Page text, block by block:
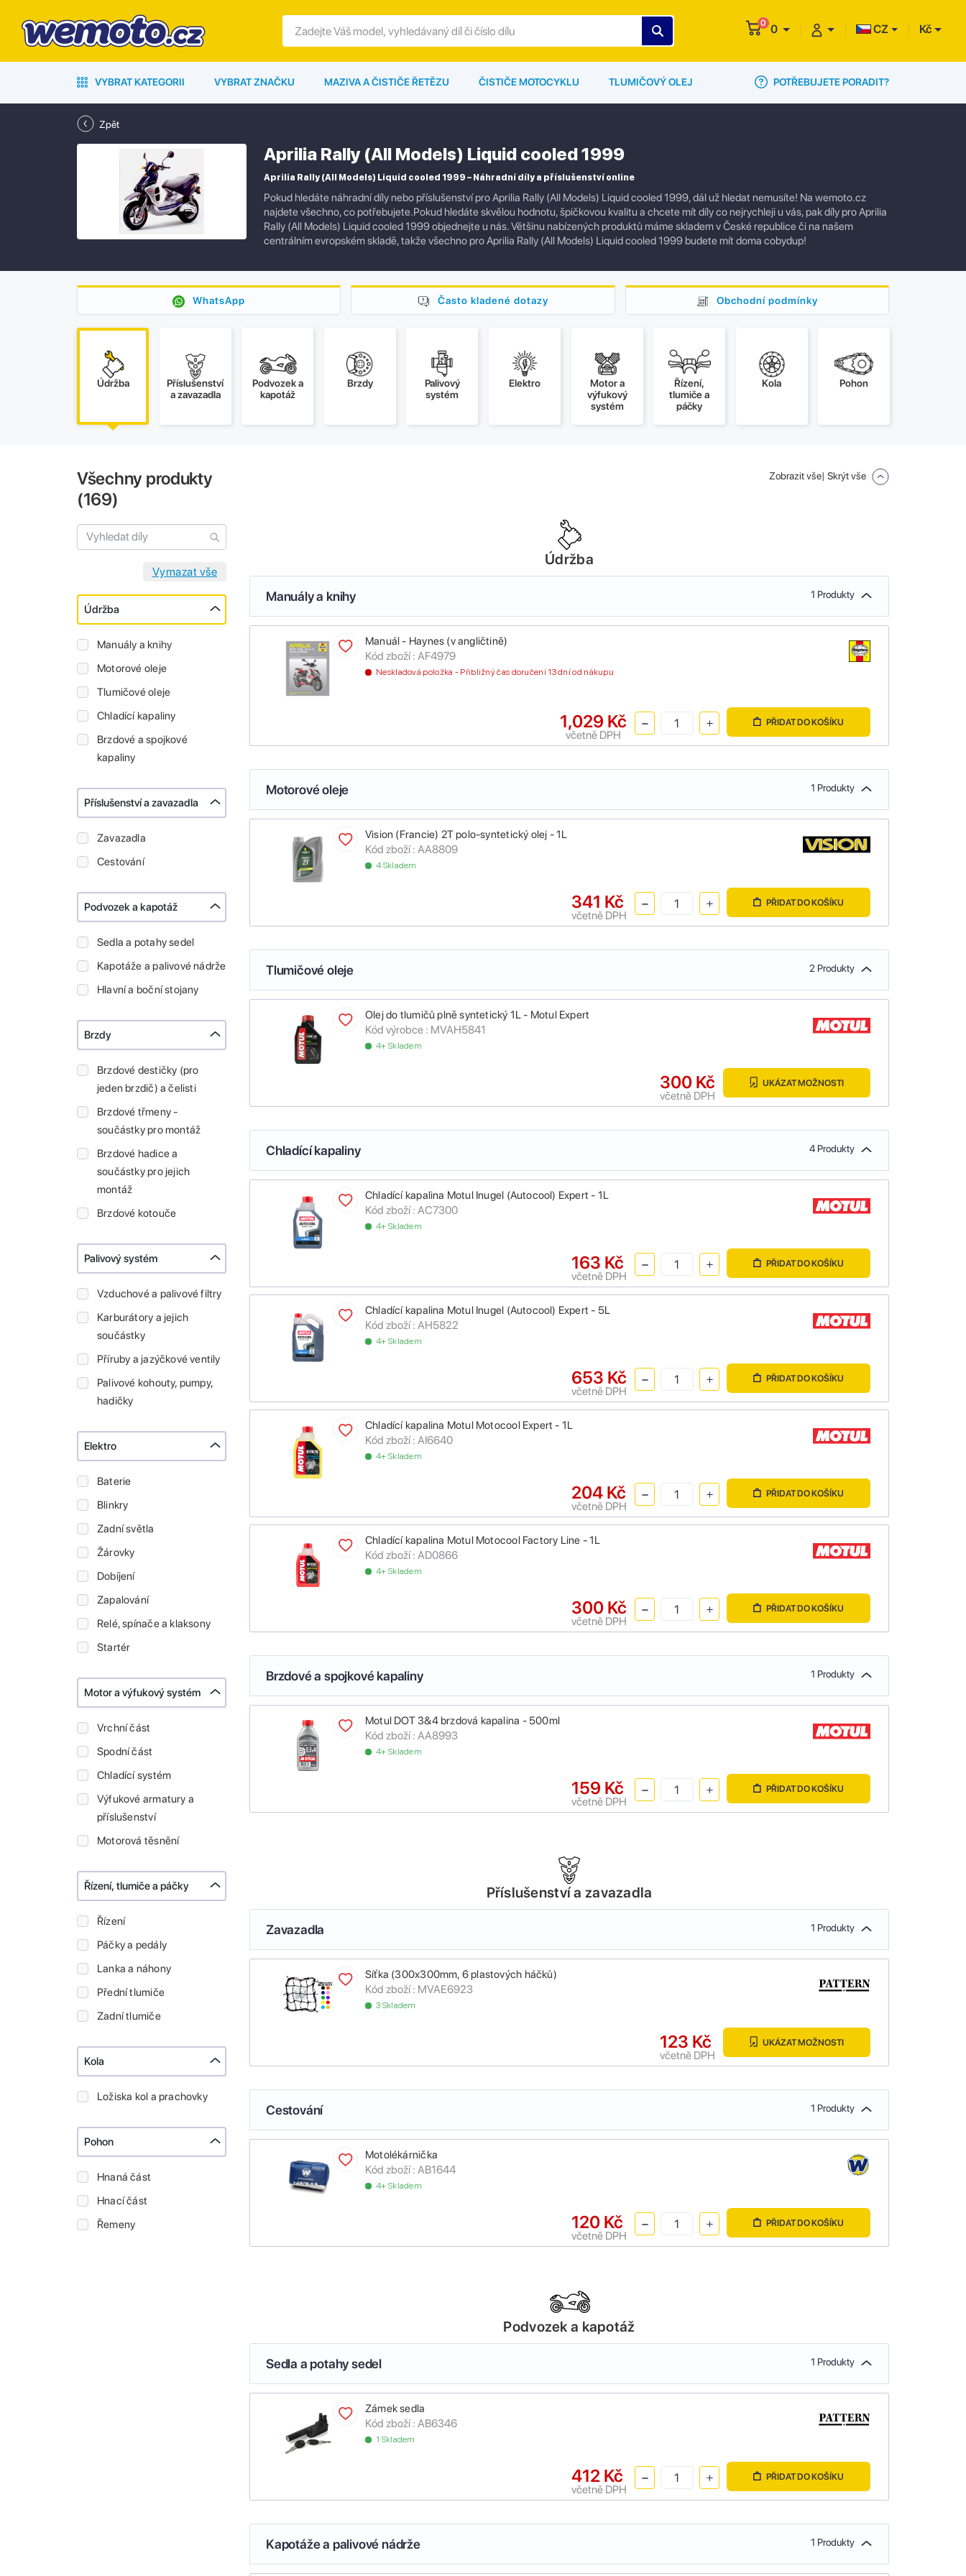
0 0 CZ Kč
VYBRAT KATEGORII VYBRAT ZNAČKU MAZIVA A ČISTIČE ŘETĚZU ČISTIČE MOTOCYKLU TLUMIČOVÝ OLEJ POTŘEBUJETE PORADIT?
Zpět
Aprilia Rally (All Models) Liquid cooled 1999
Aprilia Rally (All Models) Liquid cooled 1999 – Náhradní díly a příslušenství online
Pokud hledáte náhradní díly nebo příslušenství pro Aprilia Rally (All Models) Liquid cooled 1999, dál už hledat nemusíte! Na wemoto.cz
najdete všechno, co potřebujete.Pokud hledáte skvělou hodnotu, špičkovou kvalitu a chcete mít díly co nejrychleji u vás, pak díly pro Aprilia
Rally (All Models) Liquid cooled 1999 objednejte u nás. Většinu nabízených produktů máme skladem v České republice či na našem
centrálním evropském skladě, takže všechno pro Aprilia Rally (All Models) Liquid cooled 1999 budete mít doma cobydup!
WhatsApp Často kladené dotazy Obchodní podmínky
Údržba
Příslušenství
a zavazadla
Podvozek a
kapotáž
Brzdy
Palivový
systém
Elektro
Motor a
výfukový
systém
Řízení,
tlumiče a
páčky
Kola Pohon
Všechny produkty
(169)
Údržba
Manuály a knihy
Motorové oleje
Tlumičové oleje
Chladící kapaliny
Brzdové a spojkové
kapaliny
Příslušenství a zavazadla
Zavazadla
Cestování
Podvozek a kapotáž
Sedla a potahy sedel
Kapotáže a palivové nádrže
Hlavní a boční stojany
Brzdy
Brzdové destičky (pro
jeden brzdič) a čelisti
Brzdové třmeny -
součástky pro montáž
Brzdové hadice a
součástky pro jejich
montáž
Brzdové kotouče
Palivový systém
Vzduchové a palivové filtry
Karburátory a jejich
součástky
Příruby a jazýčkové ventily
Palivové kohouty, pumpy,
hadičky
Elektro
Baterie
Blinkry
Zadní světla
Žárovky
Dobíjení
Zapalování
Relé, spínače a klaksony
Startér
Motor a výfukový systém
Vrchní část
Spodní část
Chladící systém
Výfukové armatury a
příslušenství
Motorová těsnění
Řízení, tlumiče a páčky
Řízení
Páčky a pedály
Lanka a náhony
Přední tlumiče
Zadní tlumiče
Kola
Ložiska kol a prachovky
Pohon
Hnaná část
Hnací část
Řemeny
Zobrazit vše| Skrýt vše
Údržba
Manuály a knihy 1 Produkty
Manuál - Haynes (v angličtině)
Kód zboží : AF4979
Neskladová položka - Přibližný čas doručení 13 dní od nákupu
1,029 Kč
včetně DPH
PŘIDAT DO KOŠÍKU
Motorové oleje 1 Produkty
Vision (Francie) 2T polo-syntetický olej - 1L
Kód zboží : AA8809
4 Skladem
341 Kč
včetně DPH
PŘIDAT DO KOŠÍKU
Tlumičové oleje 2 Produkty
Olej do tlumičů plně syntetický 1L - Motul Expert
Kód výrobce : MVAH5841
4+ Skladem
300 Kč
včetně DPH
UKÁZAT MOŽNOSTI
Chladící kapaliny 4 Produkty
Chladící kapalina Motul Inugel (Autocool) Expert - 1L
Kód zboží : AC7300
4+ Skladem
163 Kč
včetně DPH
PŘIDAT DO KOŠÍKU
Chladící kapalina Motul Inugel (Autocool) Expert - 5L
Kód zboží : AH5822
4+ Skladem
653 Kč
včetně DPH
PŘIDAT DO KOŠÍKU
Chladící kapalina Motul Motocool Expert - 1L
Kód zboží : AI6640
4+ Skladem
204 Kč
včetně DPH
PŘIDAT DO KOŠÍKU
Chladící kapalina Motul Motocool Factory Line - 1L
Kód zboží : AD0866
4+ Skladem
300 Kč
včetně DPH
PŘIDAT DO KOŠÍKU
Brzdové a spojkové kapaliny 1 Produkty
Motul DOT 3&4 brzdová kapalina - 500ml
Kód zboží : AA8993
4+ Skladem
159 Kč
včetně DPH
PŘIDAT DO KOŠÍKU
Příslušenství a zavazadla
Zavazadla 1 Produkty
Síťka (300x300mm, 6 plastových háčků)
Kód zboží : MVAE6923
3 Skladem
123 Kč
včetně DPH
UKÁZAT MOŽNOSTI
Cestování 1 Produkty
Motolékárnička
Kód zboží : AB1644
4+ Skladem
120 Kč
včetně DPH
PŘIDAT DO KOŠÍKU
Podvozek a kapotáž
Sedla a potahy sedel 1 Produkty
Zámek sedla
Kód zboží : AB6346
1 Skladem
412 Kč
včetně DPH
PŘIDAT DO KOŠÍKU
Kapotáže a palivové nádrže 1 Produkty